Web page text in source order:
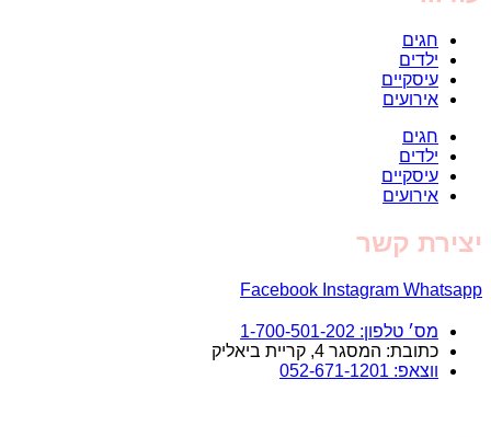
חגים
ילדים
עיסקיים
אירועים
חגים
ילדים
עיסקיים
אירועים
יצירת קשר
Facebook Instagram Whatsapp
מס׳ טלפון: 1-700-501-202
כתובת: המסגר 4, קריית ביאליק
ווצאפ: 052-671-1201